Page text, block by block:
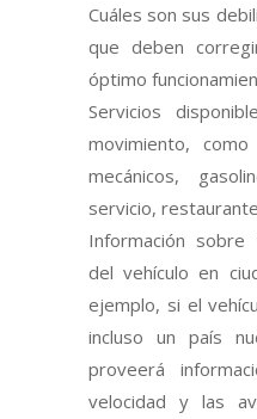
Cuáles son sus
que deben
óptimo
Servicios
movimiento,
mecánicos,
servicio,
Información sobre
del vehículo en
ejemplo, si el
incluso un país
proveerá
velocidad y las